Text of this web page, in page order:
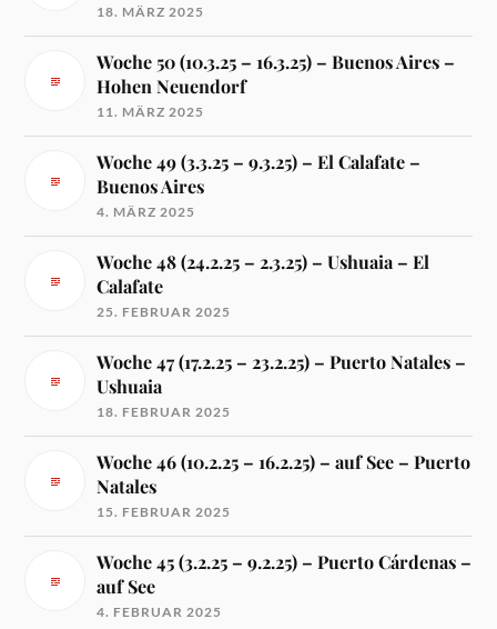
18. MÄRZ 2025
Woche 50 (10.3.25 – 16.3.25) – Buenos Aires –
Hohen Neuendorf
11. MÄRZ 2025
Woche 49 (3.3.25 – 9.3.25) – El Calafate –
Buenos Aires
4. MÄRZ 2025
Woche 48 (24.2.25 – 2.3.25) – Ushuaia – El
Calafate
25. FEBRUAR 2025
Woche 47 (17.2.25 – 23.2.25) – Puerto Natales –
Ushuaia
18. FEBRUAR 2025
Woche 46 (10.2.25 – 16.2.25) – auf See – Puerto
Natales
15. FEBRUAR 2025
Woche 45 (3.2.25 – 9.2.25) – Puerto Cárdenas –
auf See
4. FEBRUAR 2025